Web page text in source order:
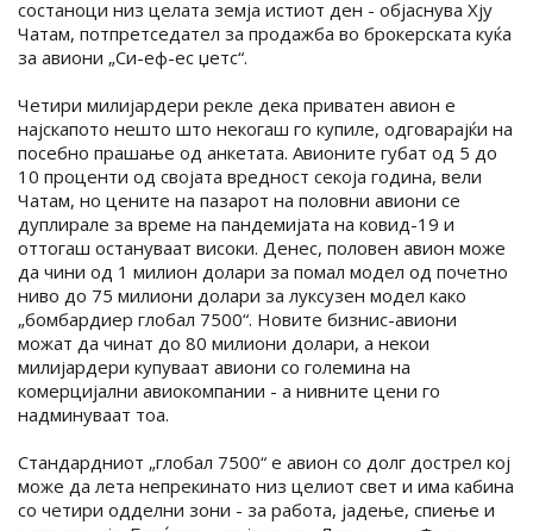
состаноци низ целата земја истиот ден - објаснува Хју
Чатам, потпретседател за продажба во брокерската куќа
за авиони „Си-еф-ес џетс“.
Четири милијардери рекле дека приватен авион е
најскапото нешто што некогаш го купиле, одговарајќи на
посебно прашање од анкетата. Авионите губат од 5 до
10 проценти од својата вредност секоја година, вели
Чатам, но цените на пазарот на половни авиони се
дуплирале за време на пандемијата на ковид-19 и
оттогаш остануваат високи. Денес, половен авион може
да чини од 1 милион долари за помал модел од почетно
ниво до 75 милиони долари за луксузен модел како
„бомбардиер глобал 7500“. Новите бизнис-авиони
можат да чинат до 80 милиони долари, а некои
милијардери купуваат авиони со големина на
комерцијални авиокомпании - а нивните цени го
надминуваат тоа.
Стандардниот „глобал 7500“ е авион со долг дострел кој
може да лета непрекинато низ целиот свет и има кабина
со четири одделни зони - за работа, јадење, спиење и